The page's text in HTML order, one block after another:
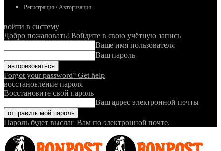
Регистрация / Авторизация
войти в систему
Добро пожаловать! Войдите в свою учётную запись
Ваше имя пользователя
Ваш пароль
Forgot your password? Get help
восстановление пароля
Восстановите свой пароль
Ваш адрес электронной почты
Пароль будет выслан Вам по электронной почте.